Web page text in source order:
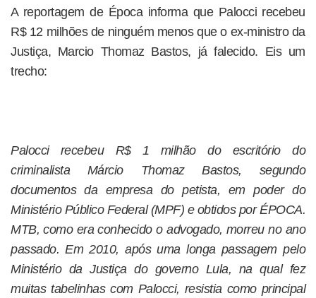
A reportagem de Época informa que Palocci recebeu
R$ 12 milhões de ninguém menos que o ex-ministro da
Justiça, Marcio Thomaz Bastos, já falecido. Eis um
trecho:
Palocci recebeu R$ 1 milhão do escritório do
criminalista Márcio Thomaz Bastos, segundo
documentos da empresa do petista, em poder do
Ministério Público Federal (MPF) e obtidos por ÉPOCA.
MTB, como era conhecido o advogado, morreu no ano
passado. Em 2010, após uma longa passagem pelo
Ministério da Justiça do governo Lula, na qual fez
muitas tabelinhas com Palocci, resistia como principal